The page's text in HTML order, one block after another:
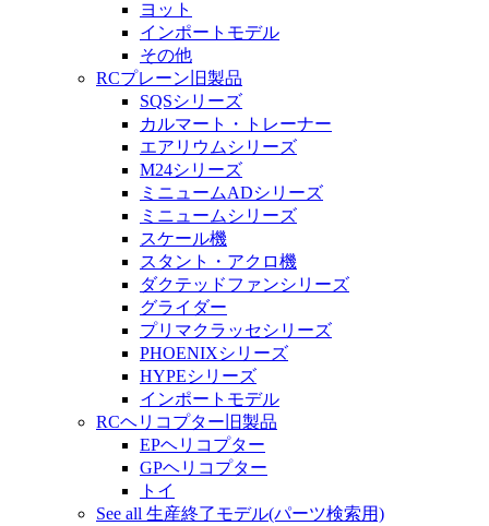
ヨット
インポートモデル
その他
RCプレーン旧製品
SQSシリーズ
カルマート・トレーナー
エアリウムシリーズ
M24シリーズ
ミニュームADシリーズ
ミニュームシリーズ
スケール機
スタント・アクロ機
ダクテッドファンシリーズ
グライダー
プリマクラッセシリーズ
PHOENIXシリーズ
HYPEシリーズ
インポートモデル
RCヘリコプター旧製品
EPヘリコプター
GPヘリコプター
トイ
See all 生産終了モデル(パーツ検索用)